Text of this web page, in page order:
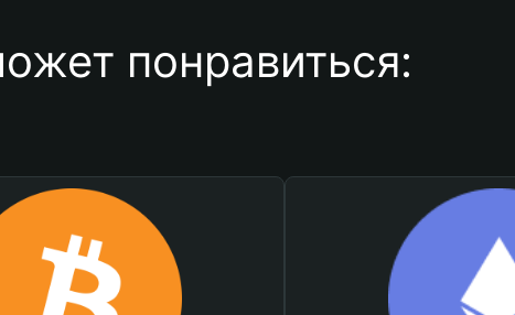
понравиться: